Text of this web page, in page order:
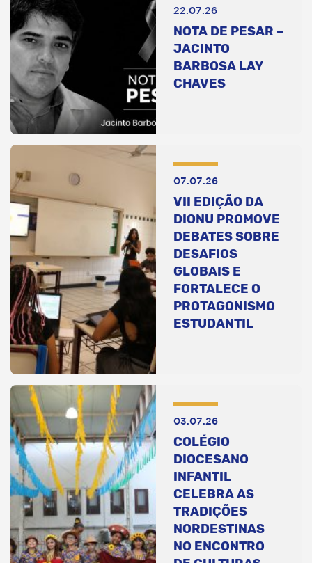
22.07.26
NOTA DE PESAR –
JACINTO
BARBOSA LAY
CHAVES
07.07.26
VII EDIÇÃO DA
DIONU PROMOVE
DEBATES SOBRE
DESAFIOS
GLOBAIS E
FORTALECE O
PROTAGONISMO
ESTUDANTIL
03.07.26
COLÉGIO
DIOCESANO
INFANTIL
CELEBRA AS
TRADIÇÕES
NORDESTINAS
NO ENCONTRO